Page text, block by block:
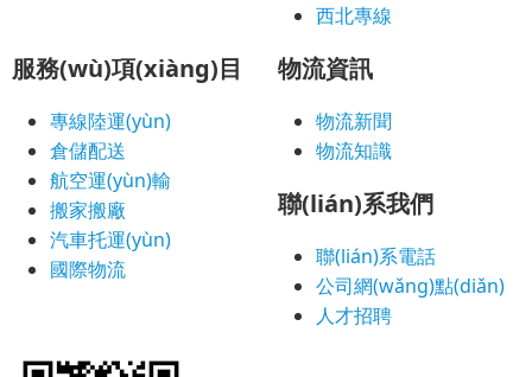
西北專線
服務(wù)項(xiàng)目
專線陸運(yùn)
倉儲配送
航空運(yùn)輸
搬家搬廠
汽車托運(yùn)
國際物流
物流資訊
物流新聞
物流知識
聯(lián)系我們
聯(lián)系電話
公司網(wǎng)點(diǎn)
人才招聘